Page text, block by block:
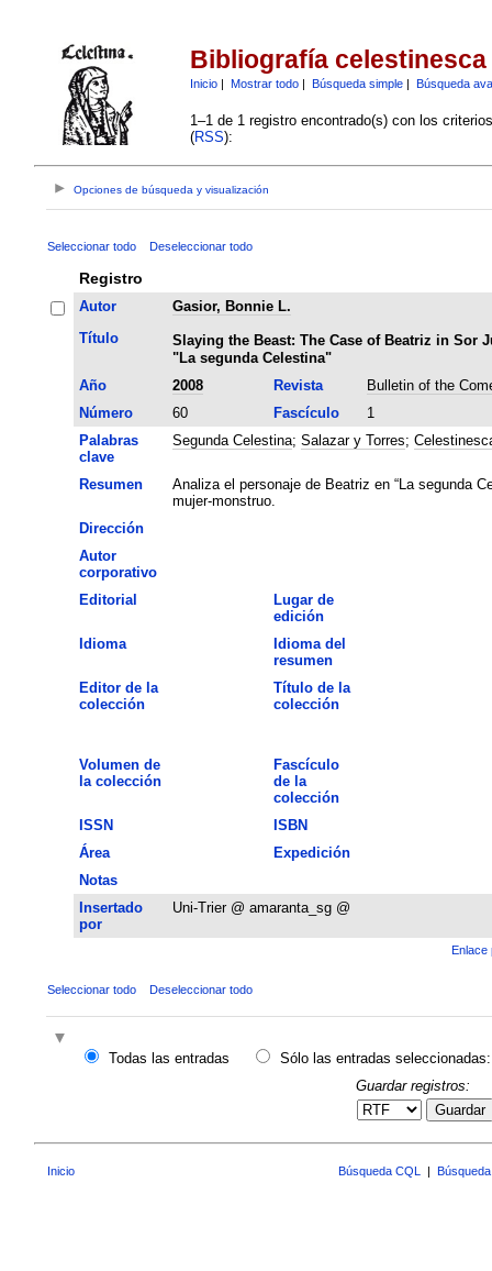
Bibliografía celestinesca
Inicio| Mostrar todo| Búsqueda simple| Búsqueda
1–1 de 1 registro encontrado(s) con los
(RSS):
Opciones de búsqueda y visualización
Seleccionar todo Deseleccionar todo
Registro
Autor
Gasior, Bonnie L.
Título
Slaying the Beast: The Case of Beatriz in
"La segunda Celestina"
Año
2008 Revista
Bulletin of the
Número
60 Fascículo
1
Palabras
clave
Segunda Celestina; Salazar y Torres;
Resumen
Analiza el personaje de Beatriz en “La segunda
mujer-monstruo.
Dirección
Autor
corporativo
Editorial
Lugar de
edición
Idioma
Idioma del
resumen
Editor de la
colección
Título de la
colección
Volumen de
la colección
Fascículo
de la
colección
ISSN
ISBN
Área
Expedición
Notas
Insertado
por
Uni-Trier @ amaranta_sg @
Enlace
Seleccionar todo Deseleccionar todo
Todas las entradas
Sólo las entradas seleccionadas:
Guardar registros:
Guardar
Inicio Búsqueda CQL